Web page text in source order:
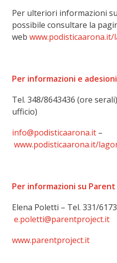
Per ulteriori informazioni
possibile consultare la
web www.podisticaarona.it/
Per informazioni e adesioni
Tel. 348/8643436 (ore
ufficio)
info@podisticaarona.it –
www.podisticaarona.it/
Per informazioni su
Elena Poletti – Tel. 331/
e.poletti@parentproject.it
www.parentproject.it